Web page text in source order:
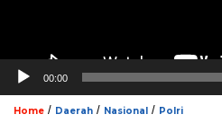
00:00
Home / Daerah / Nasional / Polri